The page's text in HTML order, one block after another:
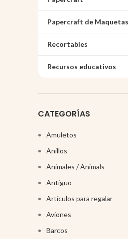
Papercraft de
Recortables
Recursos educativos
CATEGORÍAS
Amuletos
Anillos
Animales / Animals
Antiguo
Artículos para regalar
Aviones
Barcos